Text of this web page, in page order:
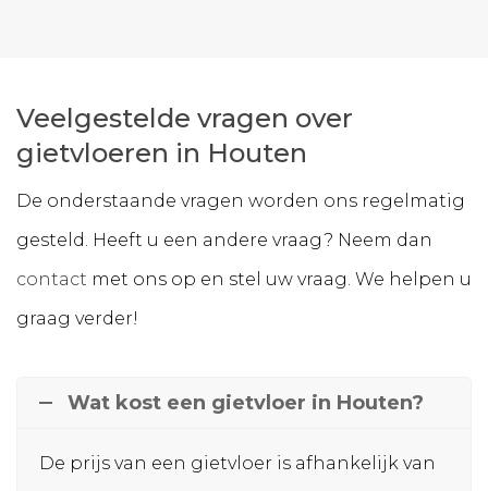
Veelgestelde vragen over
gietvloeren in Houten
De onderstaande vragen worden ons regelmatig
gesteld. Heeft u een andere vraag? Neem dan
contact met ons op en stel uw vraag. We helpen u
graag verder!
Wat kost een gietvloer in Houten?
De prijs van een gietvloer is afhankelijk van